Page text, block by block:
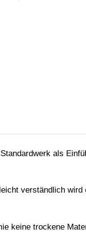
als
verständlich wird
keine trockene